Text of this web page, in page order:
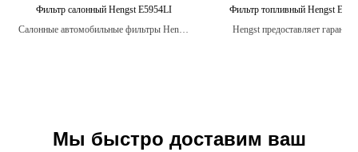
Фильтр салонный Hengst E5954LI
Салонные автомобильные фильтры Hengst
Фильтр топливный Hengst
Hengst предоставляет
Мы быстро доставим ваш